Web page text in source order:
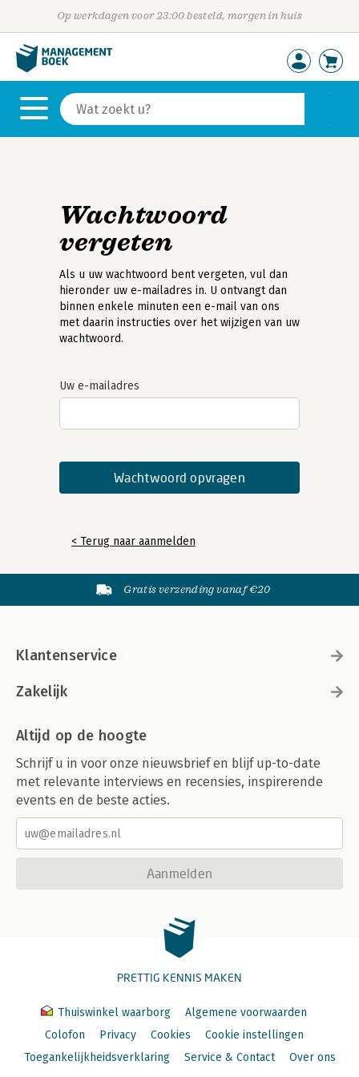
Op werkdagen voor 23:00 besteld, morgen in huis
Wachtwoord
vergeten
Als u uw wachtwoord bent vergeten, vul dan
hieronder uw e-mailadres in. U ontvangt dan
binnen enkele minuten een e-mail van ons
met daarin instructies over het wijzigen van uw
wachtwoord.
Uw e-mailadres
< Terug naar aanmelden
Gratis verzending vanaf €20
Klantenservice
Zakelijk
Altijd op de hoogte
Schrijf u in voor onze nieuwsbrief en blijf up-to-date
met relevante interviews en recensies, inspirerende
events en de beste acties.
Aanmelden
PRETTIG KENNIS MAKEN
Thuiswinkel waarborg
Algemene voorwaarden
Colofon
Privacy Cookies
Cookie instellingen
Toegankelijkheidsverklaring
Service & Contact Over ons